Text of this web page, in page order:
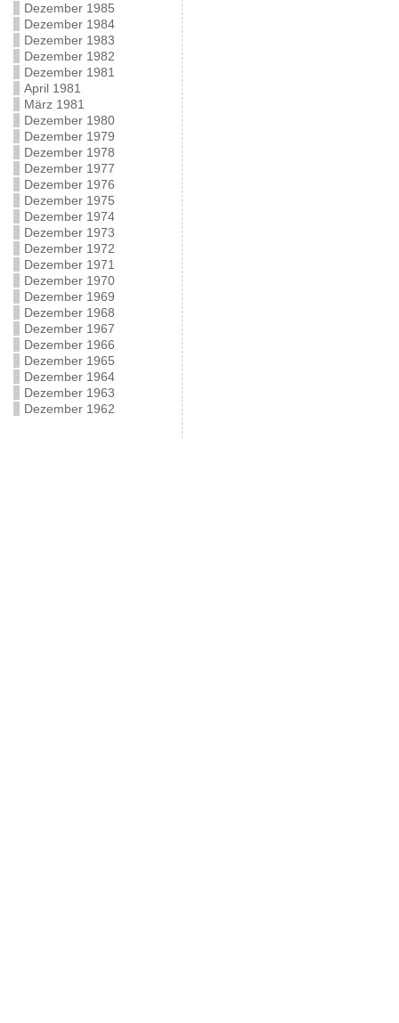
Dezember 1985
Dezember 1984
Dezember 1983
Dezember 1982
Dezember 1981
April 1981
März 1981
Dezember 1980
Dezember 1979
Dezember 1978
Dezember 1977
Dezember 1976
Dezember 1975
Dezember 1974
Dezember 1973
Dezember 1972
Dezember 1971
Dezember 1970
Dezember 1969
Dezember 1968
Dezember 1967
Dezember 1966
Dezember 1965
Dezember 1964
Dezember 1963
Dezember 1962